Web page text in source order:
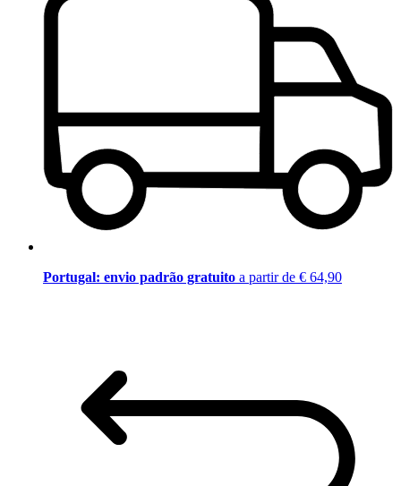
Portugal: envio padrão gratuito a partir de € 64,90